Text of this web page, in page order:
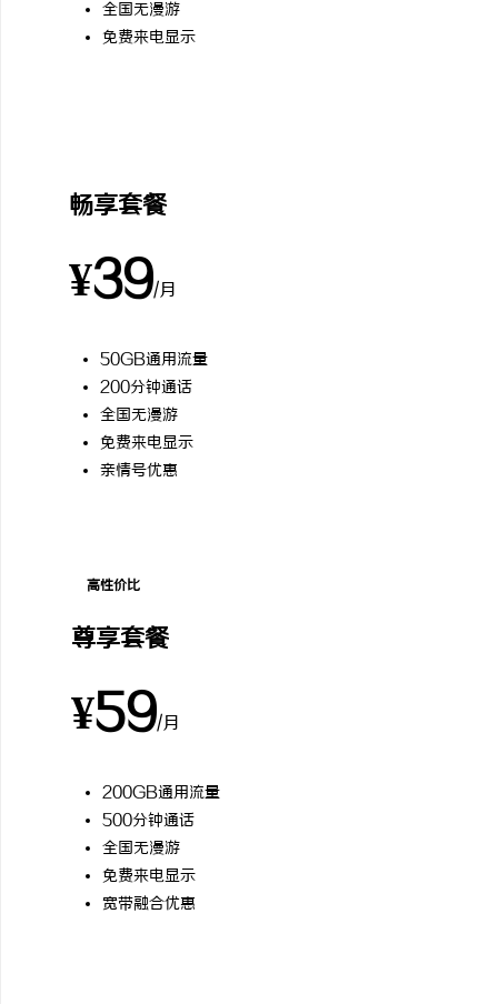
全国无漫游
免费来电显示
畅享套餐
¥39/月
50GB通用流量
200分钟通话
全国无漫游
免费来电显示
亲情号优惠
高性价比
尊享套餐
¥59/月
200GB通用流量
500分钟通话
全国无漫游
免费来电显示
宽带融合优惠